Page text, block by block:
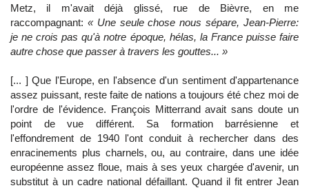
Metz, il m'avait déjà glissé, rue de Bièvre, en me
raccompagnant: « Une seule chose nous sépare, Jean-Pierre:
je ne crois pas qu'à notre époque, hélas, la France puisse faire
autre chose que passer à travers les gouttes... »
[... ] Que l'Europe, en l'absence d'un sentiment d'appartenance
assez puissant, reste faite de nations a toujours été chez moi de
l'ordre de l'évidence. François Mitterrand avait sans doute un
point de vue différent. Sa formation barrésienne et
l'effondrement de 1940 l'ont conduit à rechercher dans des
enracinements plus charnels, ou, au contraire, dans une idée
européenne assez floue, mais à ses yeux chargée d'avenir, un
substitut à un cadre national défaillant. Quand il fit entrer Jean